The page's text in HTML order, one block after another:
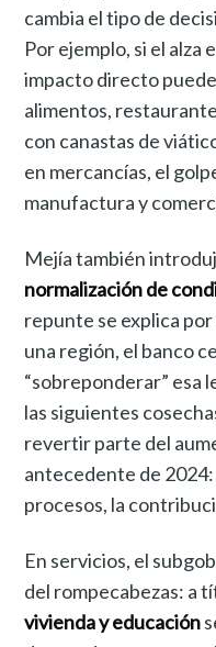
cambia el tipo de
Por ejemplo, si el alza
impacto directo
alimentos,
con canastas de
en mercancías, el
manufactura y
Mejía también
normalización de
repunte se explica
una región, el banco
“sobreponderar” esa
las siguientes
revertir parte del
antecedente de
procesos, la
En servicios, el
del rompecabezas: a
vivienda y educación